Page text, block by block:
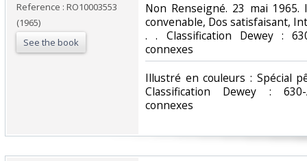
Reference : RO10003553
(1965)
See the book
‎Non Renseigné. 23 mai 1965.
convenable, Dos satisfaisant,
. . Classification Dewey :
connexes‎
‎Illustré en couleurs : Spécial
Classification Dewey :
connexes‎